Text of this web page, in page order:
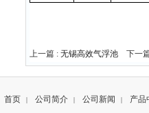
上一篇 : 无锡高效气浮池 下一
首页 | 公司简介 | 公司新闻 | 产品